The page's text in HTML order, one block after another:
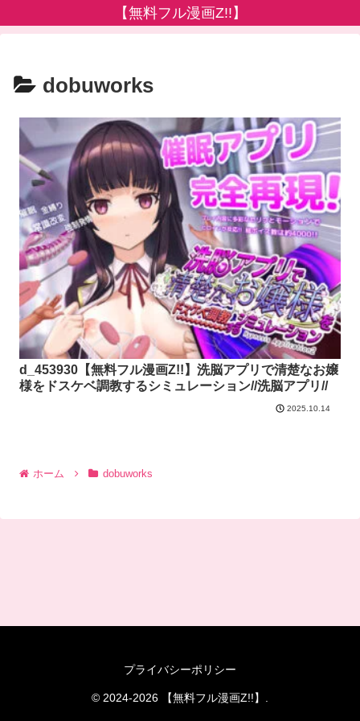
【無料フル漫画Z!!】
dobuworks
d_453930【無料フル漫画Z!!】洗脳アプリで清楚なお嬢
様をドスケベ調教するシミュレーション//洗脳アプリ//
2025.10.14
ホーム dobuworks
プライバシーポリシー
© 2024-2026 【無料フル漫画Z!!】.